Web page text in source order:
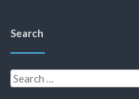
Search